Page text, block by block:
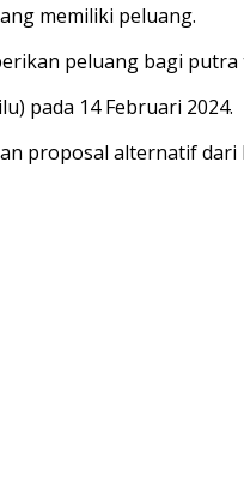
memiliki peluang.
peluang bagi putra
pada 14 Februari 2024.
proposal alternatif dari